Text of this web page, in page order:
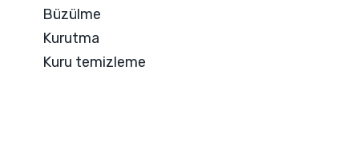
Büzülme
Kurutma
Kuru temizleme